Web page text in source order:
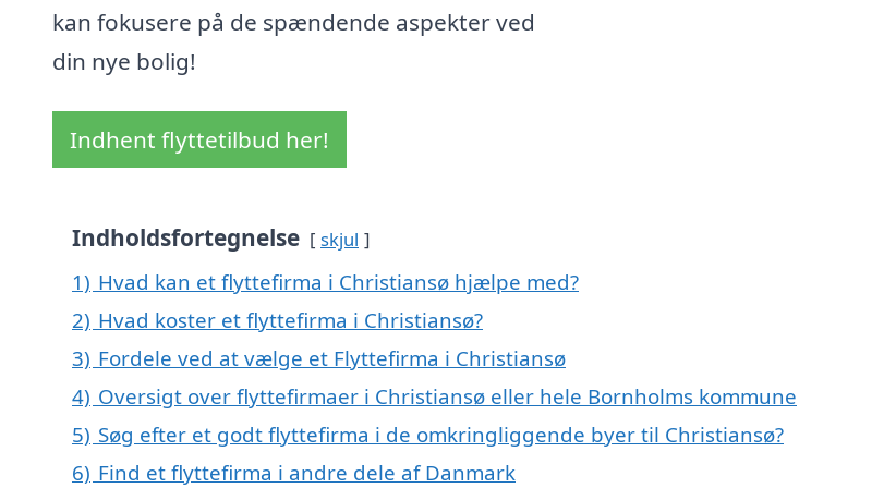
kan fokusere på de spændende aspekter ved
din nye bolig!
Indhent flyttetilbud her!
Indholdsfortegnelse skjul
1) Hvad kan et flyttefirma i Christiansø hjælpe med?
2) Hvad koster et flyttefirma i Christiansø?
3) Fordele ved at vælge et Flyttefirma i Christiansø
4) Oversigt over flyttefirmaer i Christiansø eller hele Bornholms kommune
5) Søg efter et godt flyttefirma i de omkringliggende byer til Christiansø?
6) Find et flyttefirma i andre dele af Danmark